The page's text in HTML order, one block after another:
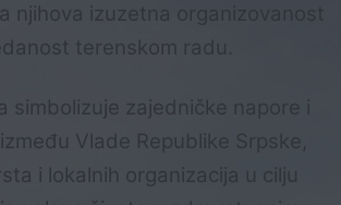
njihova izuzetna organizovanost
terenskom radu.
simbolizuje zajedničke napore i
Vlade Republike Srpske,
i lokalnih organizacija u cilju